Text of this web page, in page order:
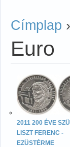
Címplap
Euro
2011 200 ÉVE
LISZT FERENC -
EZÜSTÉRME